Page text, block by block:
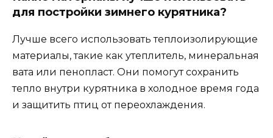
для постройки зимнего курятника?
Лучше всего использовать теплоизолирующие
материалы, такие как утеплитель, минеральная
вата или пенопласт. Они помогут сохранить
тепло внутри курятника в холодное время года
и защитить птиц от переохлаждения.